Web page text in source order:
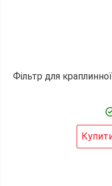
Фільтр для